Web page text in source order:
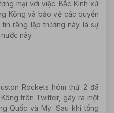
mại với việc Bắc Kinh xử
Kông và bảo vệ các quyền
tin rằng lập trường này là sự
này.
Rockets hôm thứ 2 đã
trên Twitter, gây ra một
Quốc và Mỹ. Sau khi tổng